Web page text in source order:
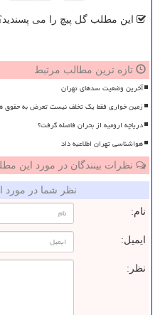
این مطلب گل پیچ را می
تازه ترین مطالب مرتبط
آخرین وضعیت سدهای تهران
زمین خواری فقط یک تخلف نیست تعرض به
دریاچه ارومیه از بحران فاصله گرفت؟
هواشناسی تهران اطلاعیه داد
نظرات بینندگان در مورد این
نظر شما در مورد
نام:
ایمیل:
نظر: